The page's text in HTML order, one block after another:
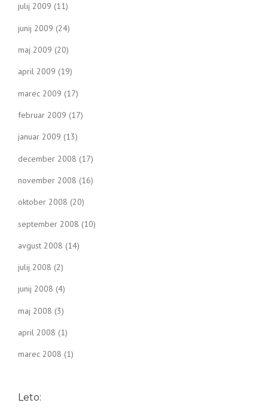
julij 2009 (11)
junij 2009 (24)
maj 2009 (20)
april 2009 (19)
marec 2009 (17)
februar 2009 (17)
januar 2009 (13)
december 2008 (17)
november 2008 (16)
oktober 2008 (20)
september 2008 (10)
avgust 2008 (14)
julij 2008 (2)
junij 2008 (4)
maj 2008 (3)
april 2008 (1)
marec 2008 (1)
Leto: